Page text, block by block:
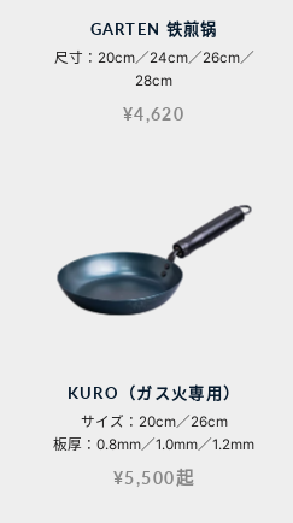
GARTEN 铁煎锅
尺寸：20cm／24cm／26cm／
28cm
¥4,620
KURO（ガス火専用）
サイズ：20cm／26cm
板厚：0.8mm／1.0mm／1.2mm
¥5,500起